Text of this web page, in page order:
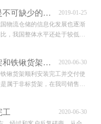
仓储物流信息化建设是不可缺少的重要环节
2019-01-25
物流仓储的信息化发展也逐渐
，我国整体水平还处于较低层
流企业的应用不够理想…
上海某武装部盾牌货架和铁锹货架交付使用
2020-06-30
锹货架顺利安装完工并交付使
属于非标货架，在我司销售部
工
2020-06-30